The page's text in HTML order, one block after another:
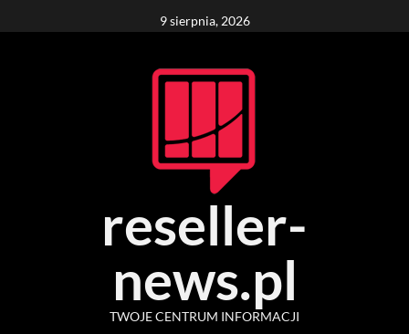
to
9 sierpnia, 2026
reseller-
news.pl
TWOJE CENTRUM INFORMACJI